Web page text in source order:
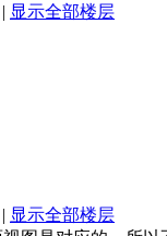
| 显示全部楼层
| 显示全部楼层